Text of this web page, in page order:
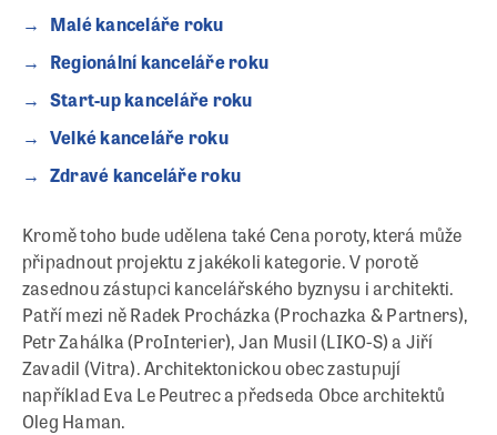
Malé kanceláře roku
Regionální kanceláře roku
Start-up kanceláře roku
Velké kanceláře roku
Zdravé kanceláře roku
Kromě toho bude udělena také Cena poroty, která může
připadnout projektu z jakékoli kategorie. V porotě
zasednou zástupci kancelářského byznysu i architekti.
Patří mezi ně Radek Procházka (Prochazka & Partners),
Petr Zahálka (ProInterier), Jan Musil (LIKO-S) a Jiří
Zavadil (Vitra). Architektonickou obec zastupují
například Eva Le Peutrec a předseda Obce architektů
Oleg Haman.